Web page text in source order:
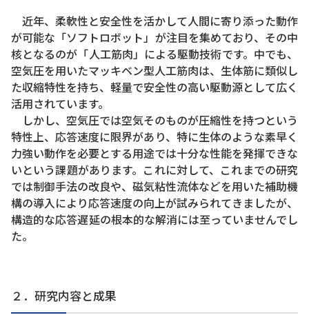
近年、柔軟性と安全性を活かして人間に寄り添った動作
が可能な「ソフトロボット」が注目を集めており、その中
核となるのが「人工筋肉」による駆動技術です。中でも、
空気圧を用いたマッキベン型人工筋肉は、生体筋に類似し
た収縮特性を持ち、軽量で安全性の高い駆動源として広く
活用されています。
しかし、空気圧では空気そのものが圧縮性を持つという
特性上、応答速度に限界があり、特に生体のような素早く
力強い動作を必要とする用途では十分な性能を発揮できな
いという課題があります。これに対して、これまでの研究
では制御手法の改良や、磁気粘性流体などを用いた補助機
構の導入により応答速度の向上が試みられてきましたが、
構造的な応答遅延の根本的な解消には至っていませんでし
た。
２．研究内容と成果